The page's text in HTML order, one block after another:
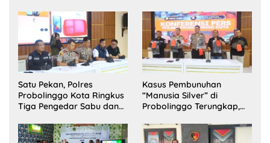
Satu Pekan, Polres
Probolinggo Kota Ringkus
Tiga Pengedar Sabu dan
Kasus Pembunuhan
“Manusia Silver” di
Probolinggo Terungkap,
Satu Buron